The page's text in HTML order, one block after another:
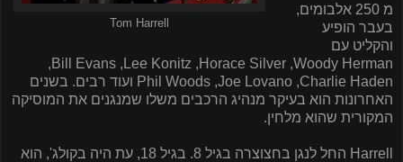
Tom Harrell
מ 250 אלבומים,
בעבר הופיע
והקליט עם
Woody Herman
,
Horace Silver
,
Lee Konitz
,
Bill Evans
,
Charlie Haden
,
Joe Lovano
,
Phil Woods ועוד רבים. בשנים
האחרונות הוא בעיקר מנהיג הרכבים משלו שמנגנים את המוסיקה
המקורית שהוא מלחין.
Harrell
החל לנגן בחצוצרה בגיל 8. בגיל 18, עת היה בקולג', הוא